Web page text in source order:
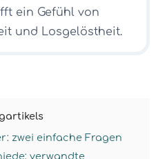
ein Gefühl von
und Losgelöstheit.
zwei einfache Fragen
verwandte